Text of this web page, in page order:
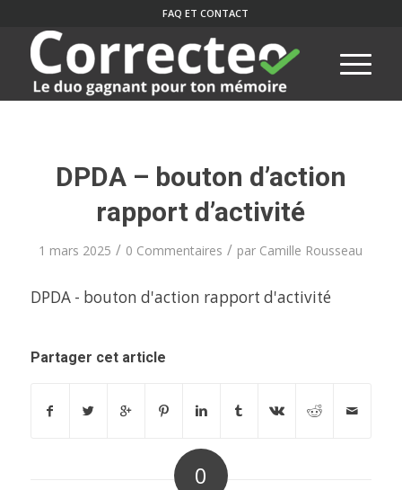
FAQ ET CONTACT
DPDA – bouton d’action
rapport d’activité
1 mars 2025 / 0 Commentaires / par Camille Rousseau
DPDA - bouton d'action rapport d'activité
Partager cet article
0